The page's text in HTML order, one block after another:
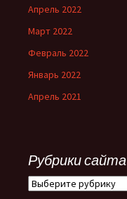
Апрель 2022
Март 2022
Февраль 2022
Январь 2022
Апрель 2021
Рубрики сайта
Рубрики